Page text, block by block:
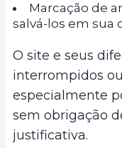
Marcação de
salvá-los em sua
O site e seus
interrompidos
especialmente
sem obrigação
justificativa.